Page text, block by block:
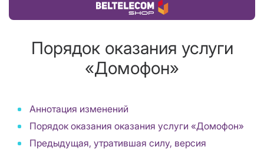
Купить товар
Порядок оказания услуги
«Домофон»
Аннотация изменений
Порядок оказания оказания услуги «Домофон»
Предыдущая, утратившая силу, версия